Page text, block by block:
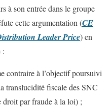
à son entrée dans le groupe
cette argumentation (CE
Leader Price) en
:
contraire à l’objectif poursuivi
translucidité fiscale des SNC
droit par fraude à la loi) ;